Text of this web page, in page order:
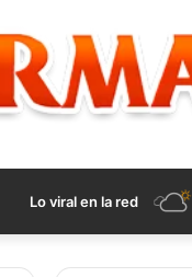
Lo viral en la red